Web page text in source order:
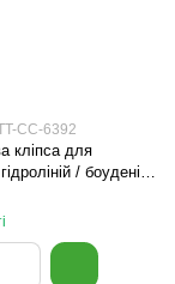
CC-6392
кліпса для
/ боуденів
ZTTO C-Clip | 1